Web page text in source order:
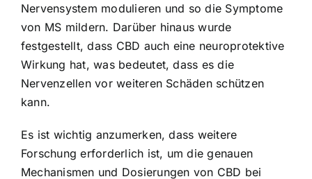
Nervensystem modulieren und so die Symptome
von MS mildern. Darüber hinaus wurde
festgestellt, dass CBD auch eine neuroprotektive
Wirkung hat, was bedeutet, dass es die
Nervenzellen vor weiteren Schäden schützen
kann.
Es ist wichtig anzumerken, dass weitere
Forschung erforderlich ist, um die genauen
Mechanismen und Dosierungen von CBD bei